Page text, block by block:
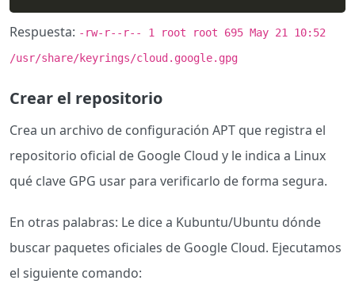
Respuesta: -rw-r--r-- 1 root root 695 May 21 10:52
/usr/share/keyrings/cloud.google.gpg
Crear el repositorio
Crea un archivo de configuración APT que registra el
repositorio oficial de Google Cloud y le indica a Linux
qué clave GPG usar para verificarlo de forma segura.
En otras palabras: Le dice a Kubuntu/Ubuntu dónde
buscar paquetes oficiales de Google Cloud. Ejecutamos
el siguiente comando: